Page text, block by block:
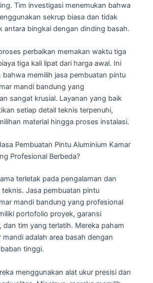
Tim investigasi menemukan bahwa
sekrup biasa dan tidak
antara bingkai dengan dinding basah.
perbaikan memakan waktu tiga
tiga kali lipat dari harga awal. Ini
bahwa memilih jasa pembuatan pintu
mandi bandung yang
sangat krusial. Layanan yang baik
setiap detail teknis terpenuhi,
material hingga proses instalasi.
Pembuatan Pintu Aluminium Kamar
Profesional Berbeda?
terletak pada pengalaman dan
Jasa pembuatan pintu
mandi bandung yang profesional
portofolio proyek, garansi
dan tim yang terlatih. Mereka paham
mandi adalah area basah dengan
tinggi.
menggunakan alat ukur presisi dan